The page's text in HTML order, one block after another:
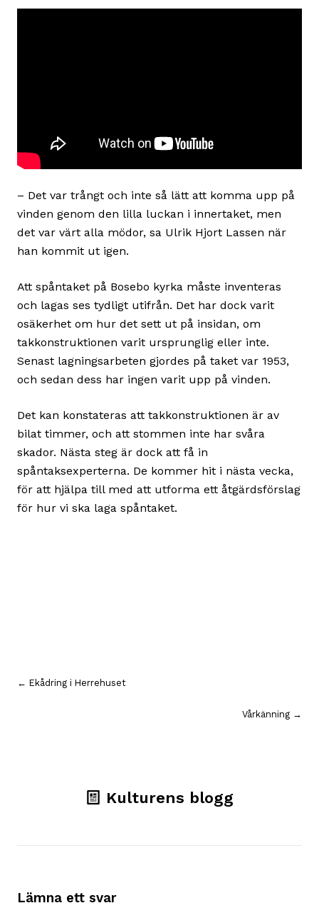
– Det var trångt och inte så lätt att komma upp på
vinden genom den lilla luckan i innertaket, men
det var värt alla mödor, sa Ulrik Hjort Lassen när
han kommit ut igen.
Att spåntaket på Bosebo kyrka måste inventeras
och lagas ses tydligt utifrån. Det har dock varit
osäkerhet om hur det sett ut på insidan, om
takkonstruktionen varit ursprunglig eller inte.
Senast lagningsarbeten gjordes på taket var 1953,
och sedan dess har ingen varit upp på vinden.
Det kan konstateras att takkonstruktionen är av
bilat timmer, och att stommen inte har svåra
skador. Nästa steg är dock att få in
spåntaksexperterna. De kommer hit i nästa vecka,
för att hjälpa till med att utforma ett åtgärdsförslag
för hur vi ska laga spåntaket.
Inläggsnavigering
← Ekådring i Herrehuset
Vårkänning →
Kulturens blogg
Lämna ett svar